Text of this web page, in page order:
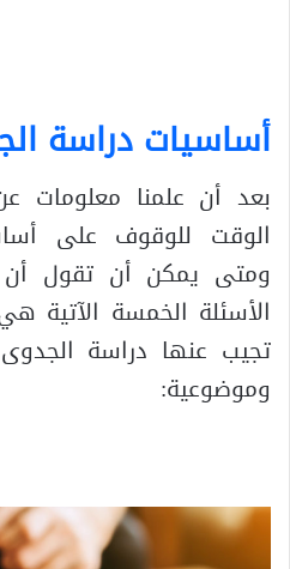
أساسيات دراسة
بعد أن علمنا معلومات
الوقت للوقوف على
ومتى يمكن أن تقول أن
الأسئلة الخمسة الآتية
تجيب عنها دراسة
وموضوعية: